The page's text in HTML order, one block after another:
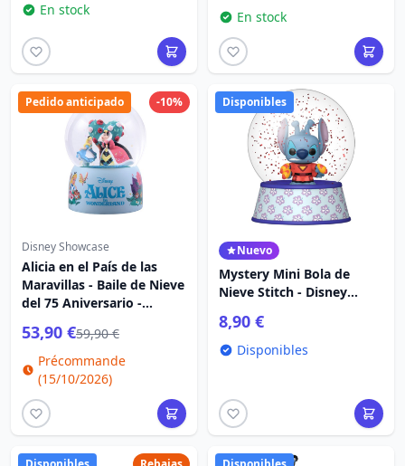
En stock
En stock
-10%
Pedido anticipado
Disney Showcase
Alicia en el País de las
Maravillas - Baile de Nieve
del 75 Aniversario -
53,90 €59,90 €
Précommande
(15/10/2026)
Disponibles
Nuevo
Mystery Mini Bola de
Nieve Stitch - Disney
8,90 €
Disponibles